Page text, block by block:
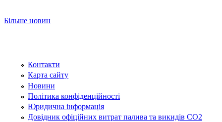
Більше новин
Контакти
Карта сайту
Новини
Політика конфіденційності
Юридична інформація
Довідник офіційних витрат палива та викидів СО2